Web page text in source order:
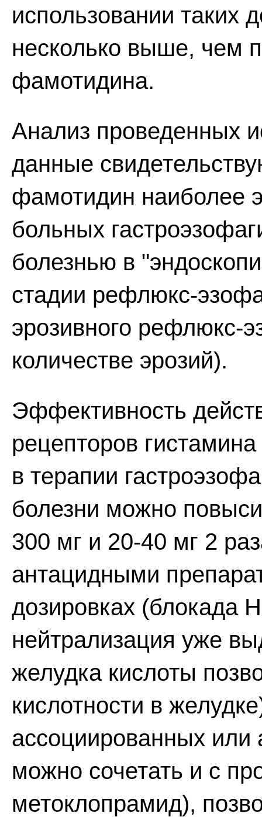
использовании таких
несколько выше, чем
фамотидина.
Анализ проведенных
данные
фамотидин наиболее
больных
болезнью в
стадии рефлюкс-
эрозивного рефлюкс-
количестве эрозий).
Эффективность
рецепторов
в терапии
болезни можно
300 мг и 20-40 мг 2
антацидными
дозировках (блокада
нейтрализация уже
желудка кислоты
кислотности в
ассоциированных или
можно сочетать и с
метоклопрамид),